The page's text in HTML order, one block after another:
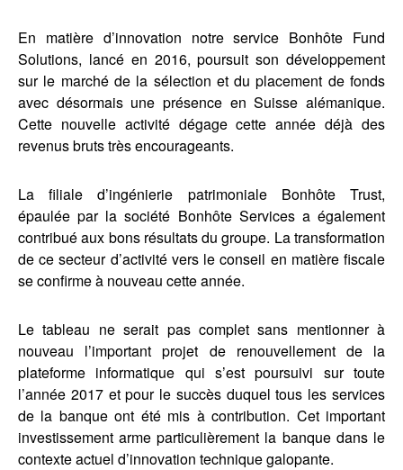
En matière d’innovation notre service Bonhôte Fund
Solutions, lancé en 2016, poursuit son développement
sur le marché de la sélection et du placement de fonds
avec désormais une présence en Suisse alémanique.
Cette nouvelle activité dégage cette année déjà des
revenus bruts très encourageants.
La filiale d’ingénierie patrimoniale Bonhôte Trust,
épaulée par la société Bonhôte Services a également
contribué aux bons résultats du groupe. La transformation
de ce secteur d’activité vers le conseil en matière fiscale
se confirme à nouveau cette année.
Le tableau ne serait pas complet sans mentionner à
nouveau l’important projet de renouvellement de la
plateforme informatique qui s’est poursuivi sur toute
l’année 2017 et pour le succès duquel tous les services
de la banque ont été mis à contribution. Cet important
investissement arme particulièrement la banque dans le
contexte actuel d’innovation technique galopante.